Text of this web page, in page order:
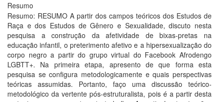
Resumo
Resumo: RESUMO A partir dos campos teóricos dos Estudos de
Raça e dos Estudos de Gênero e Sexualidade, discuto nesta
pesquisa a construção da afetividade de bixas-pretas na
educação infantil, o preterimento afetivo e a hipersexualização do
corpo negro a partir do grupo virtual do Facebook Afrodengo
LGBTT+. Na primeira etapa, apresento de que forma esta
pesquisa se configura metodologicamente e quais perspectivas
teóricas assumidas. Portanto, faço uma discussão teórico-
metodológico da vertente pós-estruturalista, pois é a partir desta